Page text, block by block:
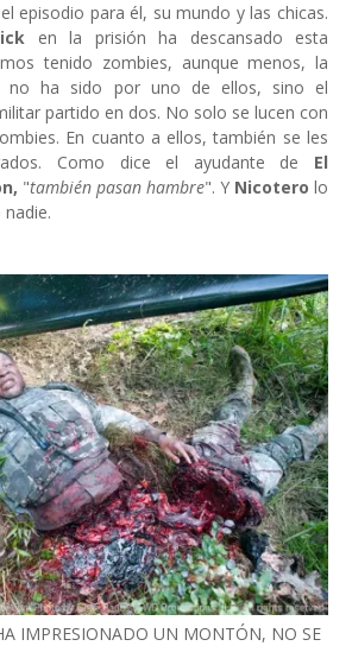
episodio para él, su mundo y las chicas.
en la prisión ha descansado esta
tenido zombies, aunque menos, la
no ha sido por uno de ellos, sino el
partido en dos. No solo se lucen con
En cuanto a ellos, también se les
Como dice el ayudante de El
"también pasan hambre". Y Nicotero lo
IMPRESIONADO UN MONTÓN, NO SE